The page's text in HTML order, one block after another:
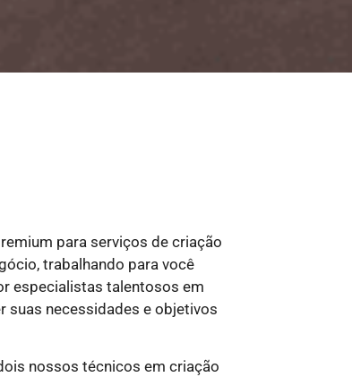
para serviços de criação
trabalhando para você
especialistas talentosos em
suas necessidades e objetivos
nossos técnicos em criação